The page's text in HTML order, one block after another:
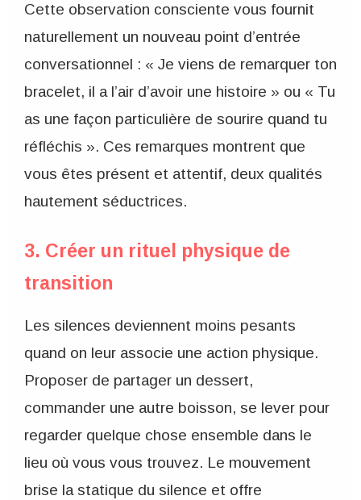
Cette observation consciente vous fournit
naturellement un nouveau point d’entrée
conversationnel : « Je viens de remarquer ton
bracelet, il a l’air d’avoir une histoire » ou « Tu
as une façon particulière de sourire quand tu
réfléchis ». Ces remarques montrent que
vous êtes présent et attentif, deux qualités
hautement séductrices.
3. Créer un rituel physique de
transition
Les silences deviennent moins pesants
quand on leur associe une action physique.
Proposer de partager un dessert,
commander une autre boisson, se lever pour
regarder quelque chose ensemble dans le
lieu où vous vous trouvez. Le mouvement
brise la statique du silence et offre